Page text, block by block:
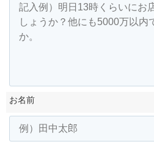
お名前